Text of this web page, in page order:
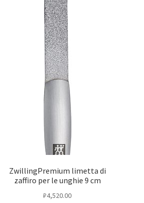
ZwillingPremium limetta di
zaffiro per le unghie 9 cm
₽4,520.00